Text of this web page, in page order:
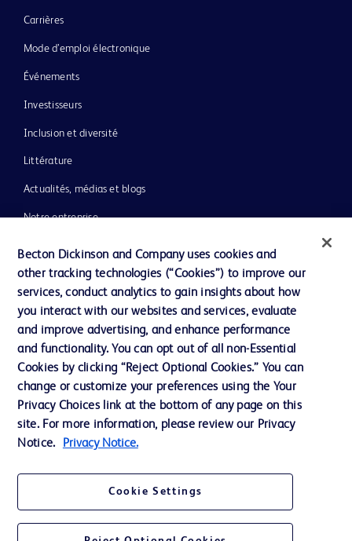
Carrières
Mode d’emploi électronique
Événements
Investisseurs
Inclusion et diversité
Littérature
Actualités, médias et blogs
Notre entreprise
Assistance
Nous contacter
Préférences en matière de cookies
Confidentialité
Conditions d’utilisation
Accessibilité du site Web
Becton Dickinson and Company uses cookies and
other tracking technologies (“Cookies”) to improve our
services, conduct analytics to gain insights about how
you interact with our websites and services, evaluate
and improve advertising, and enhance performance
and functionality. You can opt out of all non-Essential
Cookies by clicking “Reject Optional Cookies.” You can
change or customize your preferences using the Your
Privacy Choices link at the bottom of any page on this
site. For more information, please review our Privacy
Notice.
Privacy Notice.
Cookie Settings